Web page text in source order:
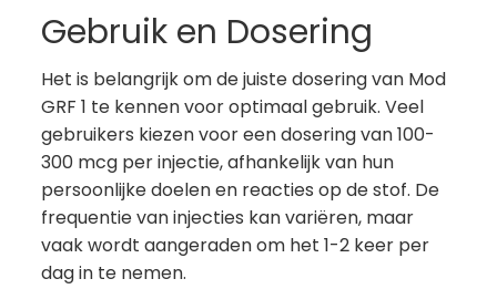
Gebruik en Dosering
Het is belangrijk om de juiste dosering van Mod
GRF 1 te kennen voor optimaal gebruik. Veel
gebruikers kiezen voor een dosering van 100-
300 mcg per injectie, afhankelijk van hun
persoonlijke doelen en reacties op de stof. De
frequentie van injecties kan variëren, maar
vaak wordt aangeraden om het 1-2 keer per
dag in te nemen.